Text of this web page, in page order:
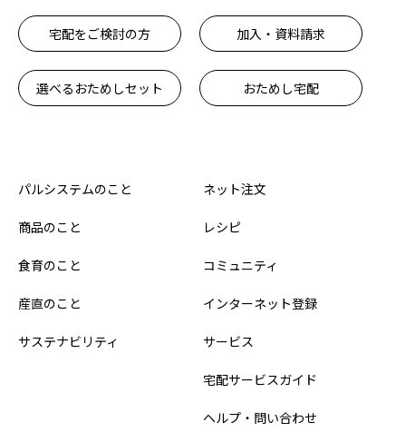
宅配をご検討の方 加入・資料請求
選べるおためしセット おためし宅配
パルシステムのこと
商品のこと
食育のこと
産直のこと
サステナビリティ
ネット注文
レシピ
コミュニティ
インターネット登録
サービス
宅配サービスガイド
ヘルプ・問い合わせ